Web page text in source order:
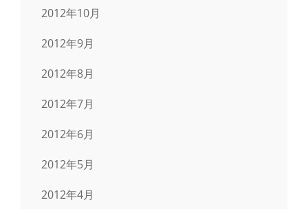
2012年10月
2012年9月
2012年8月
2012年7月
2012年6月
2012年5月
2012年4月